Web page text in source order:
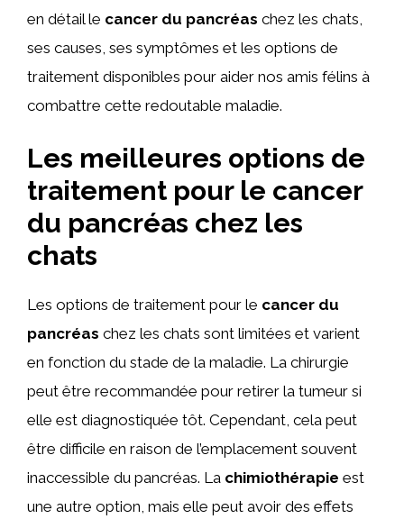
en détail le cancer du pancréas chez les chats,
ses causes, ses symptômes et les options de
traitement disponibles pour aider nos amis félins à
combattre cette redoutable maladie.
Les meilleures options de
traitement pour le cancer
du pancréas chez les
chats
Les options de traitement pour le cancer du
pancréas chez les chats sont limitées et varient
en fonction du stade de la maladie. La chirurgie
peut être recommandée pour retirer la tumeur si
elle est diagnostiquée tôt. Cependant, cela peut
être difficile en raison de l’emplacement souvent
inaccessible du pancréas. La chimiothérapie est
une autre option, mais elle peut avoir des effets